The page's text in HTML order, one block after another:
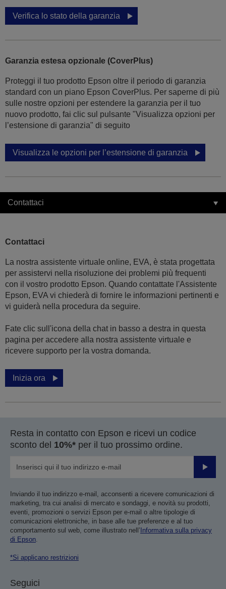
Verifica lo stato della garanzia
Garanzia estesa opzionale (CoverPlus)
Proteggi il tuo prodotto Epson oltre il periodo di garanzia
standard con un piano Epson CoverPlus. Per saperne di più
sulle nostre opzioni per estendere la garanzia per il tuo
nuovo prodotto, fai clic sul pulsante "Visualizza opzioni per
l’estensione di garanzia" di seguito
Visualizza le opzioni per l’estensione di garanzia
Contattaci
Contattaci
La nostra assistente virtuale online, EVA, è stata progettata
per assistervi nella risoluzione dei problemi più frequenti
con il vostro prodotto Epson. Quando contattate l'Assistente
Epson, EVA vi chiederà di fornire le informazioni pertinenti e
vi guiderà nella procedura da seguire.
Fate clic sull'icona della chat in basso a destra in questa
pagina per accedere alla nostra assistente virtuale e
ricevere supporto per la vostra domanda.
Inizia ora
Resta in contatto con Epson e ricevi un codice
sconto del 10%* per il tuo prossimo ordine.
Invia
Inviando il tuo indirizzo e-mail, acconsenti a ricevere comunicazioni di
marketing, tra cui analisi di mercato e sondaggi, e novità su prodotti,
eventi, promozioni o servizi Epson per e-mail o altre tipologie di
comunicazioni elettroniche, in base alle tue preferenze e al tuo
comportamento sul web, come illustrato nell’ Informativa sulla privacy
di Epson.
*Si applicano restrizioni
Seguici